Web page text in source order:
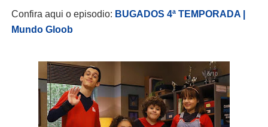
Confira aqui o episodio: BUGADOS 4ª TEMPORADA |
Mundo Gloob